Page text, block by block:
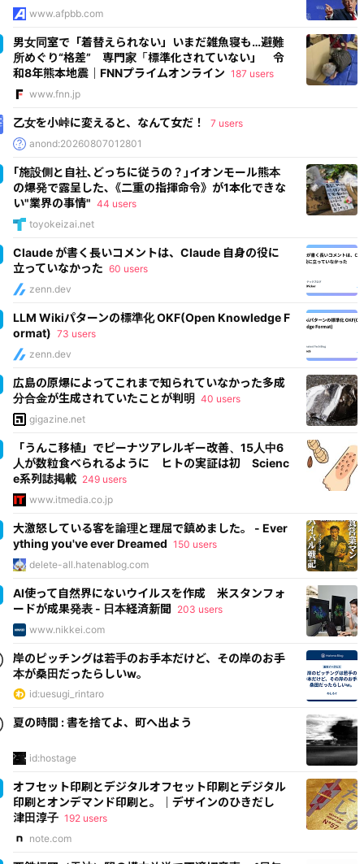
www.afpbb.com
男女同室で「着替えられない」いまだ雑魚寝も…避難
所めぐり“格差” 専門家「標準化されていない」 令
和8年熊本地震｜FNNプライムオンライン 187 users
www.fnn.jp
乙女を小峠に変えると、なんて女だ！
7 users
anond:20260807012801
｢施設側と自社､どっちに従うの？｣イオンモール熊本
の爆発で露呈した､《二重の指揮命令》が1本化できな
い"業界の事情" 44 users
toyokeizai.net
Claude が書く長いコメントは、Claude 自身の役に
立っていなかった 60 users
zenn.dev
LLM Wikiパターンの標準化 OKF(Open Knowledge F
ormat) 73 users
zenn.dev
広島の原爆によってこれまで知られていなかった多成
分合金が生成されていたことが判明 40 users
gigazine.net
「うんこ移植」でピーナツアレルギー改善、15人中6
人が数粒食べられるように ヒトの実証は初 Scienc
e系列誌掲載 249 users
www.itmedia.co.jp
大激怒している客を論理と理屈で鎮めました。 - Ever
ything you've ever Dreamed 150 users
delete-all.hatenablog.com
AI使って自然界にないウイルスを作成 米スタンフォ
ードが成果発表 - 日本経済新聞 203 users
www.nikkei.com
岸のピッチングは若手のお手本だけど、その岸のお手
本が桑田だったらしいw。
id:uesugi_rintaro
夏の時間 : 書を捨てよ、町へ出よう
id:hostage
オフセット印刷とデジタルオフセット印刷とデジタル
印刷とオンデマンド印刷と。｜デザインのひきだし
津田淳子 192 users
note.com